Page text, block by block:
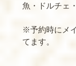
魚・ドルチェ
※予約時にメ
てます。